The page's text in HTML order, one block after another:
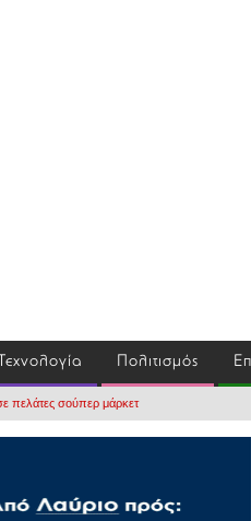
Τεχνολογία Πολιτισμός
πελάτες σούπερ μάρκετ